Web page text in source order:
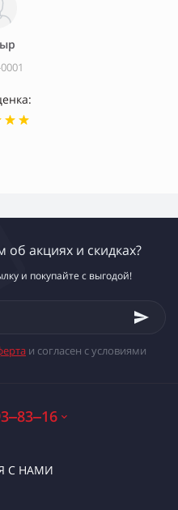
об акциях и скидках?
и покупайте с выгодой!
и согласен с условиями
С НАМИ